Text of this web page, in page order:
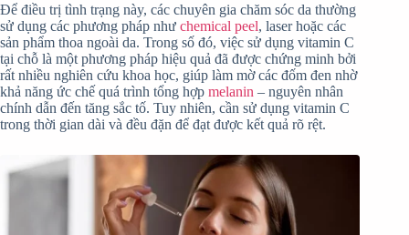
Để điều trị tình trạng này, các chuyên gia chăm sóc da thường
sử dụng các phương pháp như chemical peel, laser hoặc các
sản phẩm thoa ngoài da. Trong số đó, việc sử dụng vitamin C
tại chỗ là một phương pháp hiệu quả đã được chứng minh bởi
rất nhiều nghiên cứu khoa học, giúp làm mờ các đốm đen nhờ
khả năng ức chế quá trình tổng hợp melanin – nguyên nhân
chính dẫn đến tăng sắc tố. Tuy nhiên, cần sử dụng vitamin C
trong thời gian dài và đều đặn để đạt được kết quả rõ rệt.